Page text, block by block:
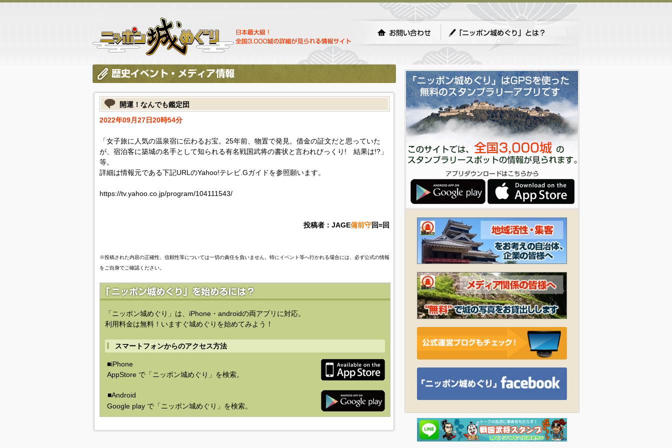
開運！なんでも鑑定団
2022年09月27日20時54分
「女子旅に人気の温泉宿に伝わるお宝。25年前、物置で発見。借金の証文だと思っていた
が、宿泊客に築城の名手として知られる有名戦国武将の書状と言われびっくり! 結果は!?」
等。
詳細は情報元である下記URLのYahoo!テレビ.Gガイドを参照願います。
https://tv.yahoo.co.jp/program/104111543/
投稿者：JAGE備前守回=回
※投稿された内容の正確性、信頼性等については一切の責任を負いません。特にイベント等へ行かれる場合には、必ず公式の情報
をご自身でご確認ください。
「ニッポン城めぐり」は、iPhone・androidの両アプリに対応。
利用料金は無料！いますぐ城めぐりを始めてみよう！
スマートフォンからのアクセス方法
■iPhone
AppStore で「ニッポン城めぐり」を検索。
■Android
Google play で「ニッポン城めぐり」を検索。